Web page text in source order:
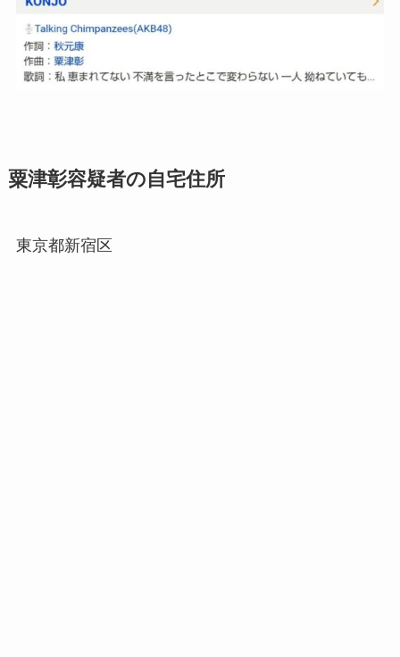
粟津彰容疑者の自宅住所
東京都新宿区